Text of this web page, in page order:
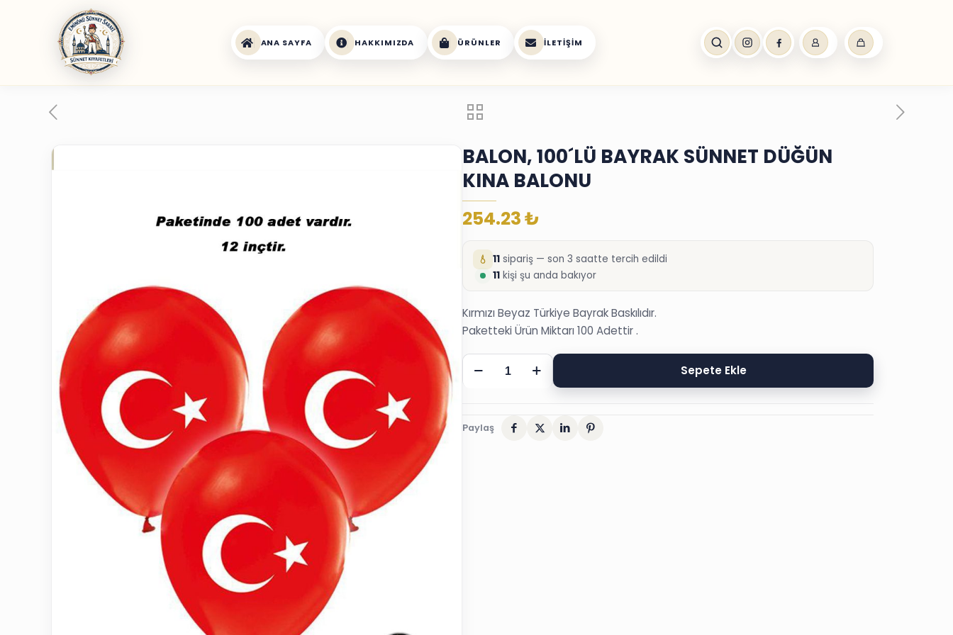
ANA SAYFA HAKKIMIZDA ÜRÜNLER İLETIŞIM
BALON, 100´LÜ BAYRAK SÜNNET DÜĞÜN
KINA BALONU
254.23₺
11 sipariş — son 3 saatte tercih edildi
11 kişi şu anda bakıyor
Kırmızı Beyaz Türkiye Bayrak Baskılıdır.
Paketteki Ürün Miktarı 100 Adettir .
BALON,
100
BAYRAK
Sepete Ekle
Paylaş